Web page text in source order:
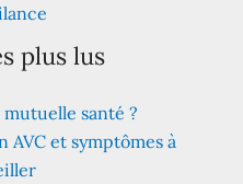
plus lus
mutuelle santé ?
et symptômes à